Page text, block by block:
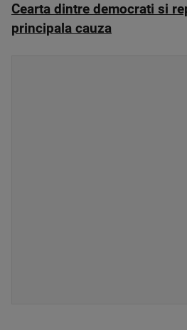
Cearta dintre democrati si
principala cauza